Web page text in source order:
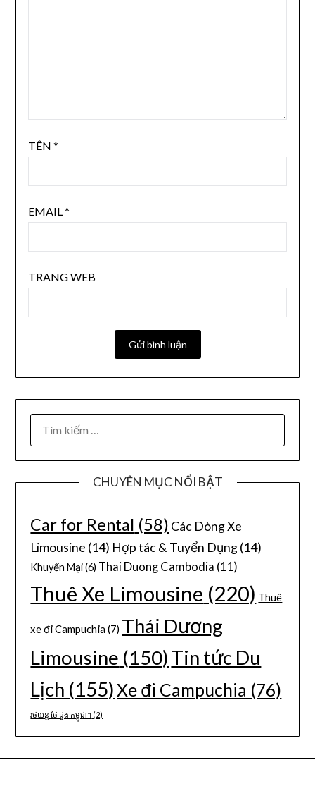
TÊN *
EMAIL *
TRANG WEB
CHUYÊN MỤC NỔI BẬT
Car for Rental (58) Các Dòng Xe
Limousine (14) Hợp tác & Tuyển Dụng(14)
Khuyến Mại(6) Thai Duong Cambodia (11)
Thuê Xe Limousine (220) Thuê
xe đi Campuchia(7) Thái Dương
Limousine (150)Tin tức Du
Lịch (155)Xe đi Campuchia (76)
រថយន្ត ថៃ ដួង កម្ពុជា។ (2)